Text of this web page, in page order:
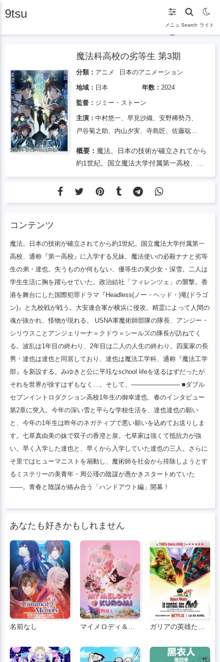
9tsu
メニュ
ー
Search ライト
魔法科高校の劣等生 第3期
分類： アニメ 日本のアニメーション
地域： 日本 年数： 2024
監督： ジミー・ストーン
主演： 中村悠一、早見沙織、安野稀勢乃、
戸谷菊之助、内山夕実、寺島匠、佐藤聡
礼、加藤秀視、花澤香菜、喜多村英梨、悠
概要： 魔法。日本の技術が確立されてから
約1世紀。国立魔法大学付属第一高校、通
称『第一高校』に入学する兄妹。魔法使い
の必殺ナナと劣等生の弟・達也。失うもの
ド・)竜(ドラゴン)』と九校戦が戦う。大安
連合軍が横浜に侵攻。精霊によって人間の
精霊が抜かれ、怪物パラサイトが現れる。
そしてUSNA軍魔術師部隊スターズ総隊長
アンジー・シリウス
コンテンツ
魔法。日本の技術が確立されてから約1世紀。国立魔法大学付属第一
高校、通称『第一高校』に入学する兄妹。魔法使いの必殺ナナと劣等
生の弟・達也。失うものが何もない、優等生の美少女・深雪。二人は
学生生活に胸を躍らせていた。政治結社「フィレンツェ」の襲撃。香
港を舞台にした国際犯罪ドラマ『Headless(ノー・ヘッド・)竜(ドラゴ
ン)』と九校戦が戦う。大安連合軍が横浜に侵攻。精霊によって人間の
魂が抜かれ、怪物が現れる。 USNA軍魔術師部隊の隊長、アンジー・
シリウスことアンジェリーナ＝クドウ＝シールズの隊長が訪ねてく
る。波乱は1年目の終わり、2年目は二人の人生の終わり。四葉家の長
男・達也は達也と同居しており、達也は魔法工学科、通称『魔法工学
部』を新設する。みゆきと公に平珏なschool lifeを送るはずだったが
それを世界が徐すはずもなく…。そして、─────────── ■ダブル
セブンイントロダクション高校1年生の御幸達也、春のインタビュー
第2章に突入。今年の深い雪と平らな学校生活を、達也達也の願い
と、今年の1年生は昨年のネガティブで悪い願いを込めてお送りしま
す。七草真由美の妹で双子の香澄と泉。七草家は強くて抵抗力が強
い。早く入学した達也と、早くから入学していた達也の三人。さらに
そ里ではヒューマニストを扇動し、魔術師を社会から排除しようとす
るミステリーの美青年・周公瑾の陰謀が愚かきスタートめていた
――。青春と陰謀が絡み合う「ハンドアウト編」開幕！
あなたも好きかもしれません
名前なし マイメロディ＆クールーム ガリアの英雄たち：ボスをめぐる戦い